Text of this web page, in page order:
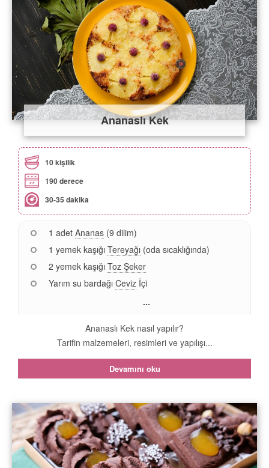
Ananaslı Kek
10 kişilik
190 derece
30-35 dakika
1 adet Ananas (9 dilim)
1 yemek kaşığı Tereyağı (oda sıcaklığında)
2 yemek kaşığı Toz Şeker
Yarım su bardağı Ceviz İçi
...
Ananaslı Kek nasıl yapılır?
Tarifin malzemeleri, resimleri ve yapılışı...
Devamını oku